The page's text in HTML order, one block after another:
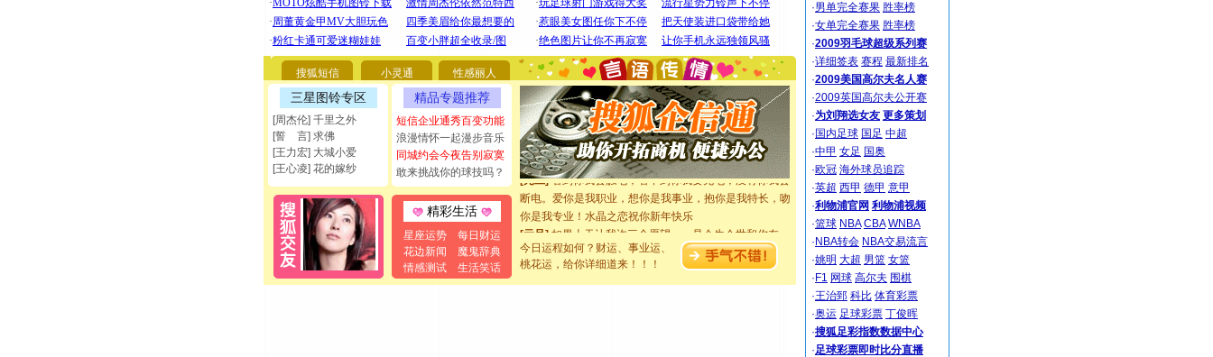
搜狐短信 小灵通 性感丽人
三星图铃专区
[周杰伦] 千里之外
[誓 言] 求佛
[王力宏] 大城小爱
[王心凌] 花的嫁纱
精品专题推荐
短信企业通秀百变功能
浪漫情怀一起漫步音乐
同城约会今夜告别寂寞
敢来挑战你的球技吗？
精彩生活
星座运势
每日财运
花边新闻
魔鬼辞典
情感测试
生活笑话
[圣诞节]圣诞节到了，想想没什么送给你的，又不打算给
你太多，只有给你五千万：千万快乐！千万要健康！千万
要平安！千万要知足！千万不要忘记我！
[圣诞节]不只这样的日子才会想起你,而是这样的日子才
能正大光明地骚扰你,告诉你,圣诞要快乐!新年要快乐!天天
都要快乐噢!
[圣诞节]奉上一颗祝福的心,在这个特别的日子里,愿幸福,
如意,快乐,鲜花,一切美好的祝愿与你同在.圣诞快乐!
[元旦]看到你我会触电；看不到你我要充电；没有你我会
断电。爱你是我职业，想你是我事业，抱你是我特长，吻
你是我专业！水晶之恋祝你新年快乐
[元旦] 如果上天让我许三个愿望，一是今生今世和你在一
起；二是再生再世和你在一起；三是三生三世和你不再分
离。水晶之恋祝你新年快乐
今日运程如何？财运、事业运、
桃花运，给你详细道来！！！
·男单完全赛果 胜率榜
·女单完全赛果 胜率榜
·2009羽毛球超级系列赛
·详细签表 赛程 最新排名
·2009美国高尔夫名人赛
·2009英国高尔夫公开赛
·为刘翔选女友 更多策划
· 国内足球 国足 中超
·中甲 女足 国奥
·欧冠 海外球员追踪
·英超 西甲 德甲 意甲
·利物浦官网 利物浦视频
·篮球 NBA CBA WNBA
· NBA转会 NBA交易流言
·姚明 大超 男篮 女篮
· F1 网球 高尔夫 围棋
·王治郅 科比 体育彩票
·奥运 足球彩票 丁俊晖
·搜狐足彩指数数据中心
·足球彩票即时比分直播